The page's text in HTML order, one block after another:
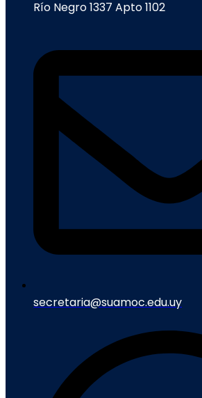
Río Negro 1337 Apto 1102
secretaria@suamoc.edu.uy